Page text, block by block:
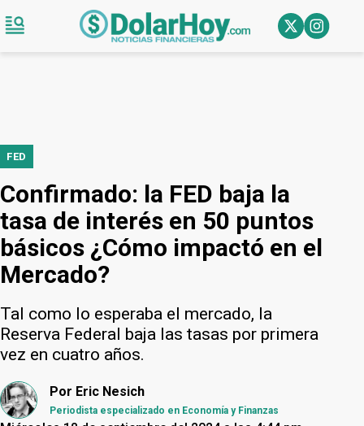
FED
Confirmado: la FED baja la
tasa de interés en 50 puntos
básicos ¿Cómo impactó en el
Mercado?
Tal como lo esperaba el mercado, la
Reserva Federal baja las tasas por primera
vez en cuatro años.
Por Eric Nesich
Periodista especializado en Economía y Finanzas